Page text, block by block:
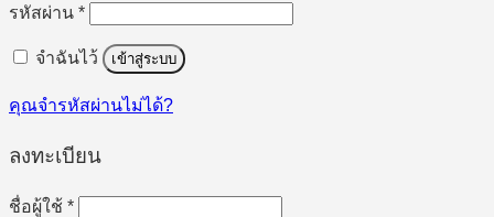
รหัสผ่าน *ต้องการ
จำฉันไว้ เข้าสู่ระบบ
คุณจำรหัสผ่านไม่ได้?
ลงทะเบียน
ชื่อผู้ใช้ *ต้องการ